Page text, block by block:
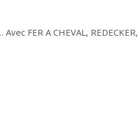
FER A CHEVAL, REDECKER,